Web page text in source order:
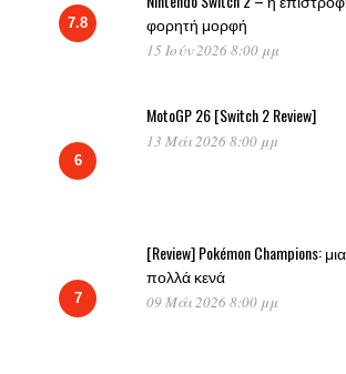
7.8
φορητή μορφή
15 Ιούν 2026 8:00 μμ
6
MotoGP 26 [Switch 2 Review]
13 Μάι 2026 8:00 μμ
7
[Review] Pokémon Champions:
πολλά κενά
09 Μάι 2026 8:00 μμ